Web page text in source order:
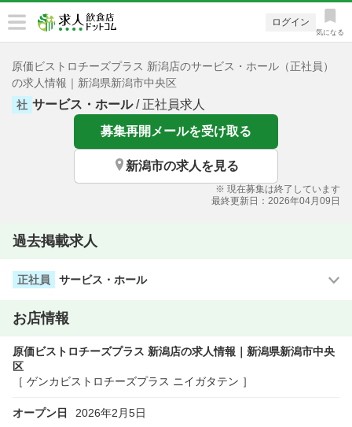
ログイン
気になる
原価ビストロチーズプラス 新潟店のサービス・ホール（正社員）
の求人情報｜新潟県新潟市中央区
社 サービス・ホール/ 正社員求人
募集再開メールを受け取る
新潟市の求人を見る
※ 現在募集は終了しています
最終更新日：2026年04月09日
過去掲載求人
正社員 サービス・ホール
お店情報
原価ビストロチーズプラス 新潟店の求人情報｜新潟県新潟市中央
区
［ ゲンカビストロチーズプラス ニイガタテン ］
オープン日 2026年2月5日